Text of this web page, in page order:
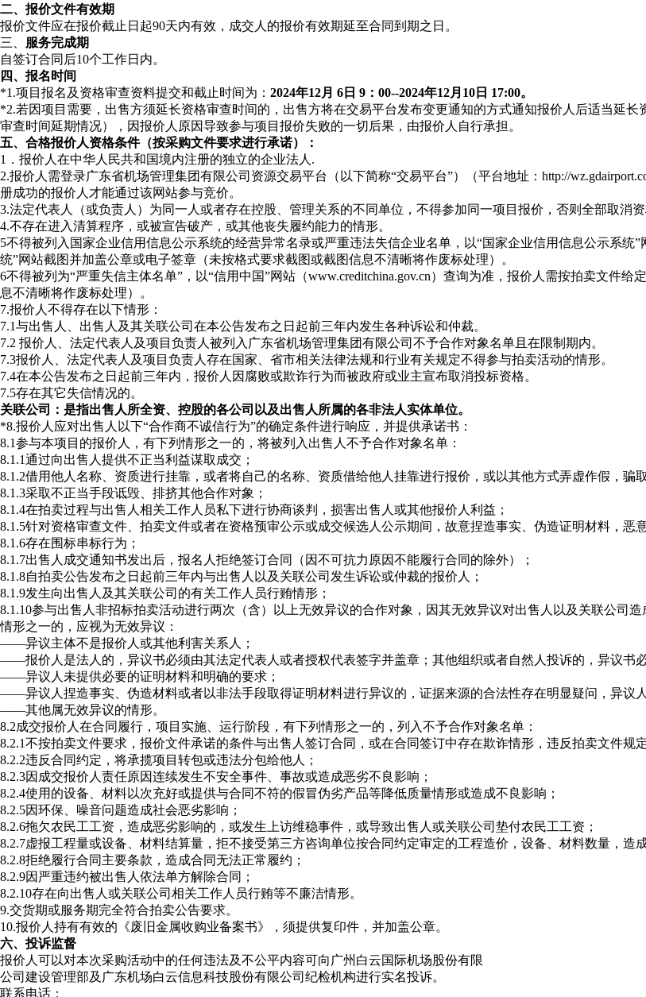
二、 报价文件有效期
报价文件应在报价截止日起90天内有效，成交人的报价有效期延至合同到期之日。
三、 服务完成期
自签订合同后10个工作日内。
四、报名时间
*1.项目报名及资格审查资料提交和截止时间为： 2024年12月 6日 9：00--2024年12月10日 17:00。
*2.若因项目需要，出售方须延长资格审查时间的，出售方将在交易平台发布变更通知的方式通知报价人后适当延
审查时间延期情况），因报价人原因导致参与项目报价失败的一切后果，由报价人自行承担。
五、合格报价人资格条件（按采购文件要求进行承诺）：
1．报价人在中华人民共和国境内注册的独立的企业法人.
2.报价人需登录广东省机场管理集团有限公司资源交易平台（以下简称“交易平台”）（平台地址：http://
册成功的报价人才能通过该网站参与竞价。
3.法定代表人（或负责人）为同一人或者存在控股、管理关系的不同单位，不得参加同一项目报价，否则全部取消资
4.不存在进入清算程序，或被宣告破产，或其他丧失履约能力的情形。
5不得被列入国家企业信用信息公示系统的经营异常名录或严重违法失信企业名单，以“国家企业信用信息公示系统
统”网站截图并加盖公章或电子签章（未按格式要求截图或截图信息不清晰将作废标处理）。
6不得被列为“严重失信主体名单”，以“信用中国”网站（www.creditchina.gov.cn）查询为准，报价人需按拍卖文件
息不清晰将作废标处理）。
7.报价人不得存在以下情形：
7.1与出售人、出售人及其关联公司在本公告发布之日起前三年内发生各种诉讼和仲裁。
7.2 报价人、法定代表人及项目负责人被列入广东省机场管理集团有限公司不予合作对象名单且在限制期内。
7.3报价人、法定代表人及项目负责人存在国家、省市相关法律法规和行业有关规定不得参与拍卖活动的情形。
7.4在本公告发布之日起前三年内，报价人因腐败或欺诈行为而被政府或业主宣布取消投标资格。
7.5存在其它失信情况的。
关联公司：是指出售人所全资、控股的各公司以及出售人所属的各非法人实体单位。
*8.报价人应对出售人以下“合作商不诚信行为”的确定条件进行响应，并提供承诺书：
8.1参与本项目的报价人，有下列情形之一的，将被列入出售人不予合作对象名单：
8.1.1通过向出售人提供不正当利益谋取成交；
8.1.2借用他人名称、资质进行挂靠，或者将自己的名称、资质借给他人挂靠进行报价，或以其他方式弄虚作假，骗
8.1.3采取不正当手段诋毁、排挤其他合作对象；
8.1.4在拍卖过程与出售人相关工作人员私下进行协商谈判，损害出售人或其他报价人利益；
8.1.5针对资格审查文件、拍卖文件或者在资格预审公示或成交候选人公示期间，故意捏造事实、伪造证明材料，恶
8.1.6存在围标串标行为；
8.1.7出售人成交通知书发出后，报名人拒绝签订合同（因不可抗力原因不能履行合同的除外）；
8.1.8自拍卖公告发布之日起前三年内与出售人以及关联公司发生诉讼或仲裁的报价人；
8.1.9发生向出售人及其关联公司的有关工作人员行贿情形；
8.1.10参与出售人非招标拍卖活动进行两次（含）以上无效异议的合作对象，因其无效异议对出售人以及关联公司
情形之一的，应视为无效异议：
——异议主体不是报价人或其他利害关系人；
——报价人是法人的，异议书必须由其法定代表人或者授权代表签字并盖章；其他组织或者自然人投诉的，异议书
——异议人未提供必要的证明材料和明确的要求；
——异议人捏造事实、伪造材料或者以非法手段取得证明材料进行异议的，证据来源的合法性存在明显疑问，异议
——其他属无效异议的情形。
8.2成交报价人在合同履行，项目实施、运行阶段，有下列情形之一的，列入不予合作对象名单：
8.2.1不按拍卖文件要求，报价文件承诺的条件与出售人签订合同，或在合同签订中存在欺诈情形，违反拍卖文件规
8.2.2违反合同约定，将承揽项目转包或违法分包给他人；
8.2.3因成交报价人责任原因连续发生不安全事件、事故或造成恶劣不良影响；
8.2.4使用的设备、材料以次充好或提供与合同不符的假冒伪劣产品等降低质量情形或造成不良影响；
8.2.5因环保、噪音问题造成社会恶劣影响；
8.2.6拖欠农民工工资，造成恶劣影响的，或发生上访维稳事件，或导致出售人或关联公司垫付农民工工资；
8.2.7虚报工程量或设备、材料结算量，拒不接受第三方咨询单位按合同约定审定的工程造价，设备、材料数量，造
8.2.8拒绝履行合同主要条款，造成合同无法正常履约；
8.2.9因严重违约被出售人依法单方解除合同；
8.2.10存在向出售人或关联公司相关工作人员行贿等不廉洁情形。
9.交货期或服务期完全符合拍卖公告要求。
10.报价人持有有效的《废旧金属收购业备案书》，须提供复印件，并加盖公章。
六、投诉监督
报价人可以对本次采购活动中的任何违法及不公平内容可向广州白云国际机场股份有限
公司建设管理部及广东机场白云信息科技股份有限公司纪检机构进行实名投诉。
联系电话：